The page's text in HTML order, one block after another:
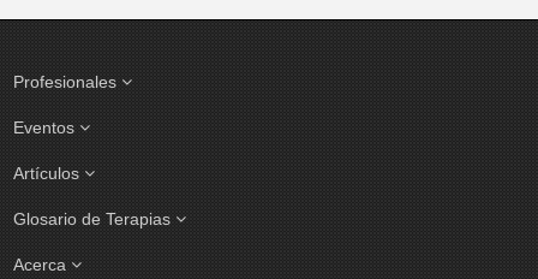
Profesionales
Eventos
Artículos
Glosario de Terapias
Acerca